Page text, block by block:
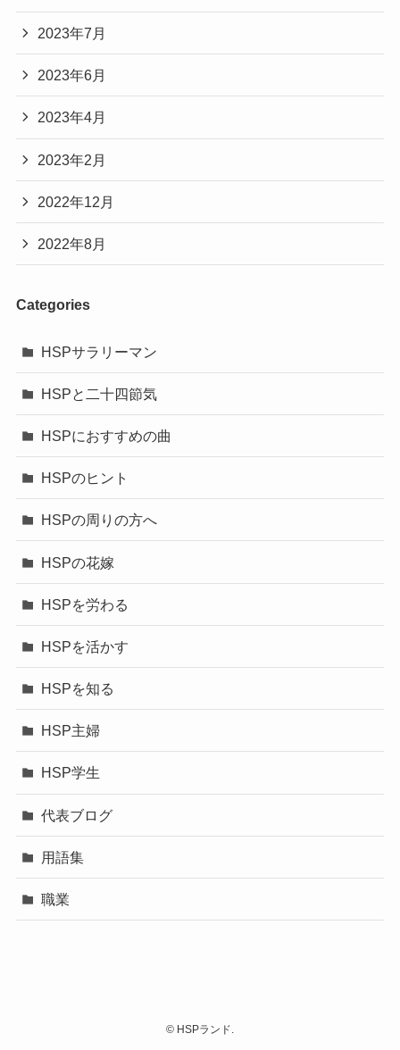
2023年7月
2023年6月
2023年4月
2023年2月
2022年12月
2022年8月
Categories
HSPサラリーマン
HSPと二十四節気
HSPにおすすめの曲
HSPのヒント
HSPの周りの方へ
HSPの花嫁
HSPを労わる
HSPを活かす
HSPを知る
HSP主婦
HSP学生
代表ブログ
用語集
職業
© HSPランド.